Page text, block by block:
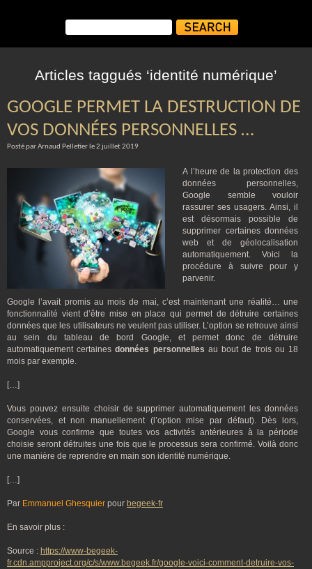
Articles taggués ‘identité numérique’
GOOGLE PERMET LA DESTRUCTION DE
VOS DONNÉES PERSONNELLES …
Posté par Arnaud Pelletier le 2 juillet 2019
A l’heure de la protection des
données personnelles,
Google semble vouloir
rassurer ses usagers. Ainsi, il
est désormais possible de
supprimer certaines données
web et de géolocalisation
automatiquement. Voici la
procédure à suivre pour y
parvenir.
Google l’avait promis au mois de mai, c’est maintenant une réalité… une
fonctionnalité vient d’être mise en place qui permet de détruire certaines
données que les utilisateurs ne veulent pas utiliser. L’option se retrouve ainsi
au sein du tableau de bord Google, et permet donc de détruire
automatiquement certainesdonnées personnelles au bout de trois ou 18
mois par exemple.
[…]
Vous pouvez ensuite choisir de supprimer automatiquement les données
conservées, et non manuellement (l’option mise par défaut). Dès lors,
Google vous confirme que toutes vos activités antérieures à la période
choisie seront détruites une fois que le processus sera confirmé. Voilà donc
une manière de reprendre en main son identité numérique.
[…]
Par Emmanuel Ghesquier pour begeek-fr
En savoir plus :
Source : https://www-begeek-
fr.cdn.ampproject.org/c/s/www.begeek.fr/google-voici-comment-detruire-vos-